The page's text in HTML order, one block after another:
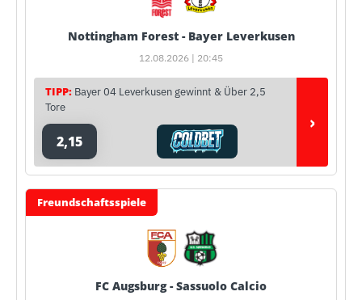
Nottingham Forest - Bayer Leverkusen
12.08.2026 | 20:45
TIPP: Bayer 04 Leverkusen gewinnt & Über 2,5
Tore
2,15
›
Freundschaftsspiele
FC Augsburg - Sassuolo Calcio